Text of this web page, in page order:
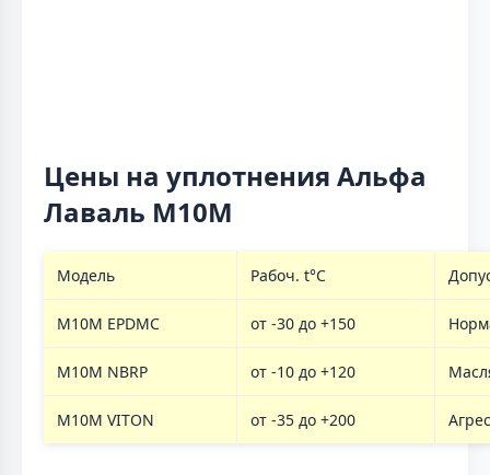
Цены на уплотнения Альфа
Лаваль М10М
Модель Рабоч. t°C
M10M EPDMC от -30 до +150
M10M NBRP от -10 до +120
M10M VITON от -35 до +200